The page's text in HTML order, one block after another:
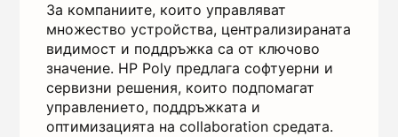
За компаниите, които управляват
множество устройства, централизираната
видимост и поддръжка са от ключово
значение. HP Poly предлага софтуерни и
сервизни решения, които подпомагат
управлението, поддръжката и
оптимизацията на collaboration средата.